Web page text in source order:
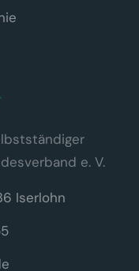
e. V.
Iserlohn